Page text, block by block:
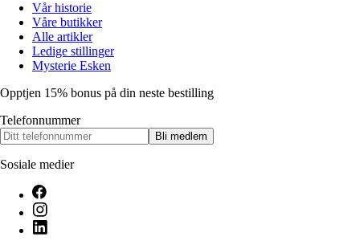
Vår historie
Våre butikker
Alle artikler
Ledige stillinger
Mysterie Esken
Opptjen 15% bonus på din neste bestilling
Telefonnummer
Bli medlem
Sosiale medier